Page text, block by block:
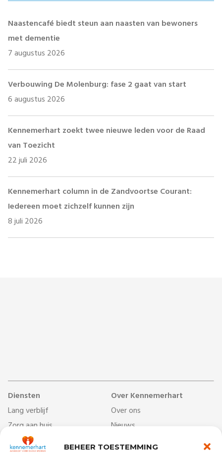
BEHEER TOESTEMMING
Naastencafé biedt steun aan naasten van bewoners
met dementie
7 augustus 2026
Verbouwing De Molenburg: fase 2 gaat van start
6 augustus 2026
Kennemerhart zoekt twee nieuwe leden voor de Raad
van Toezicht
22 juli 2026
Kennemerhart column in de Zandvoortse Courant:
Iedereen moet zichzelf kunnen zijn
8 juli 2026
Diensten
Lang verblijf
Zorg aan huis
Dag- & ontmoetingscentra
Over Kennemerhart
Over ons
Nieuws
Werken bij